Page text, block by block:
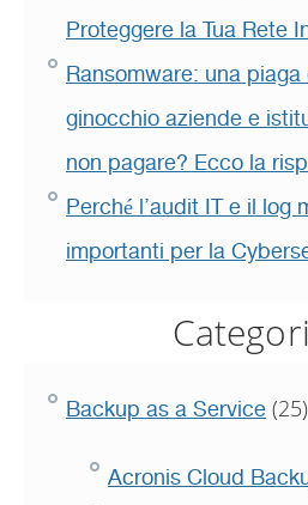
Proteggere la Tua Rete
Ransomware: una
ginocchio aziende e
non pagare? Ecco la
Perché l’audit IT e il log
importanti per la
Backup as a Service (25)
Acronis Cloud